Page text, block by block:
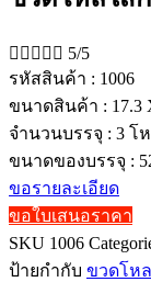
     5/5
รหัสสินค้า : 1006
ขนาดสินค้า : 17.3
จำนวนบรรจุ : 3 โ
ขนาดของบรรจุ :
ขอรายละเอียด
ขอใบเสนอราคา
SKU 1006
ป้ายกำกับ ขวดโหล